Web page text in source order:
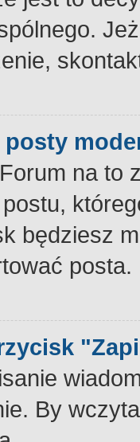
posty
na to
będziesz
posta.
By